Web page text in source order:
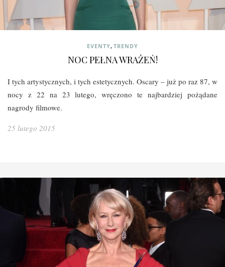
EVENTY, TRENDY
NOC PEŁNA WRAŻEŃ!
I tych artystycznych, i tych estetycznych. Oscary – już po raz 87, w
nocy z 22 na 23 lutego, wręczono te najbardziej pożądane
nagrody filmowe.
25 lutego 2015